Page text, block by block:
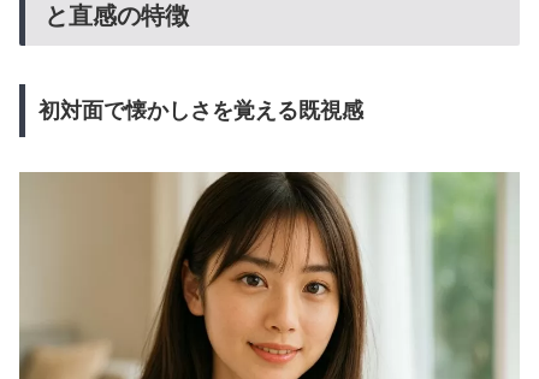
と直感の特徴
初対面で懐かしさを覚える既視感